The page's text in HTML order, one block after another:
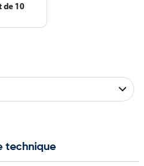
de 10
technique